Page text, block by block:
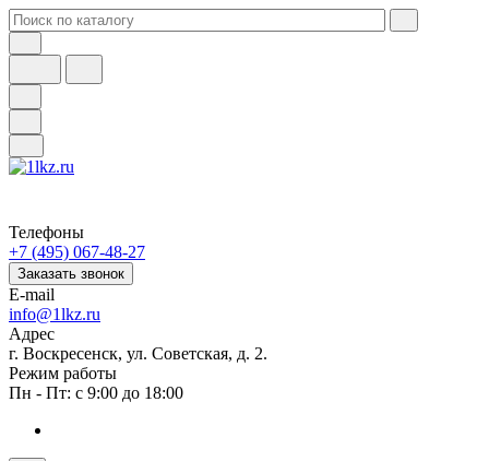
Телефоны
+7 (495) 067-48-27
Заказать звонок
E-mail
info@1lkz.ru
Адрес
г. Воскресенск, ул. Советская, д. 2.
Режим работы
Пн - Пт: с 9:00 до 18:00